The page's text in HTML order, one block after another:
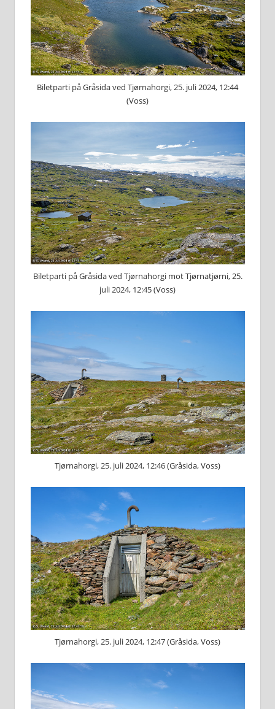
Biletparti på Gråsida ved Tjørnahorgi, 25. juli 2024, 12:44
(Voss)
Biletparti på Gråsida ved Tjørnahorgi mot Tjørnatjørni, 25.
juli 2024, 12:45 (Voss)
Tjørnahorgi, 25. juli 2024, 12:46 (Gråsida, Voss)
Tjørnahorgi, 25. juli 2024, 12:47 (Gråsida, Voss)